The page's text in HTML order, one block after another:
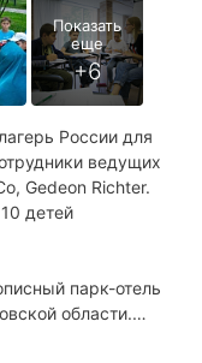
России для
ведущих
Gedeon Richter.
детей
парк-отель
области.
отдыха: